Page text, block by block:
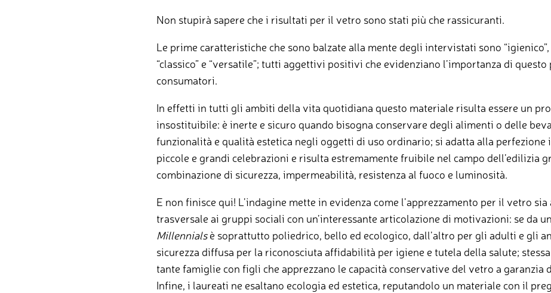
Non stupirà sapere che i risultati per il vetro sono stati più che rassicuranti.
Le prime caratteristiche che sono balzate alla mente degli intervistati sono “igienico”,
“classico” e “versatile”; tutti aggettivi positivi che evidenziano l’importanza di
consumatori.
In effetti in tutti gli ambiti della vita quotidiana questo materiale risulta essere un
insostituibile: è inerte e sicuro quando bisogna conservare degli alimenti o delle
funzionalità e qualità estetica negli oggetti di uso ordinario; si adatta alla perfezione
piccole e grandi celebrazioni e risulta estremamente fruibile nel campo dell’edilizia
combinazione di sicurezza, impermeabilità, resistenza al fuoco e luminosità.
E non finisce qui! L’indagine mette in evidenza come l’apprezzamento per il vetro
trasversale ai gruppi sociali con un’interessante articolazione di motivazioni: se da
Millennialsè soprattutto poliedrico, bello ed ecologico, dall’altro per gli adulti e gli
sicurezza diffusa per la riconosciuta affidabilità per igiene e tutela della salute;
tante famiglie con figli che apprezzano le capacità conservative del vetro a garanzia
Infine, i laureati ne esaltano ecologia ed estetica, reputandolo un materiale con il